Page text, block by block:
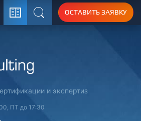
Поиск
ОСТАВИТЬ ЗАЯВКУ
и экспертиз
ПТ до 17:30